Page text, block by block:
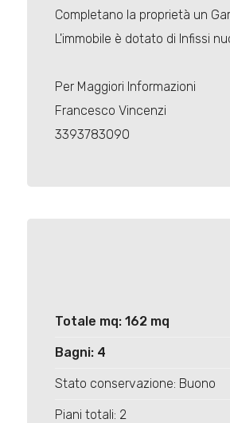
Completano la proprietà un
L'immobile è dotato di Infissi
Per Maggiori Informazioni
Francesco Vincenzi
3393783090
Totale mq: 162 mq
Bagni: 4
Stato conservazione: Buono
Piani totali: 2